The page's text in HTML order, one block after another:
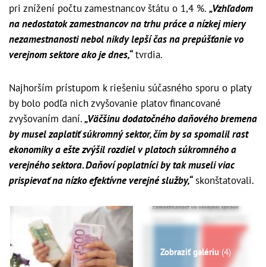
pri znížení počtu zamestnancov štátu o 1,4 %. „Vzhľadom
na nedostatok zamestnancov na trhu práce a nízkej miery
nezamestnanosti nebol nikdy lepší čas na prepúšťanie vo
verejnom sektore ako je dnes,“tvrdia.
Najhorším prístupom k riešeniu súčasného sporu o platy
by bolo podľa nich zvyšovanie platov financované
zvyšovaním daní.„Väčšinu dodatočného daňového bremena
by musel zaplatiť súkromný sektor, čím by sa spomalil rast
ekonomiky a ešte zvýšil rozdiel v platoch súkromného a
verejného sektora. Daňoví poplatníci by tak museli viac
prispievať na nízko efektívne verejné služby,“skonštatovali.
Zobraziť galériu (4)